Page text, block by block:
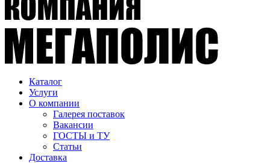
Каталог
Услуги
О компании
Галерея поставок
Вакансии
ГОСТЫ и ТУ
Статьи
Доставка